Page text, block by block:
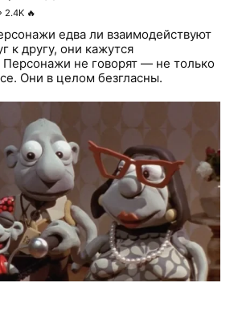
2.4K 🔥
едва ли взаимодействуют
к другу, они кажутся
не говорят — не только
Они в целом безгласны.